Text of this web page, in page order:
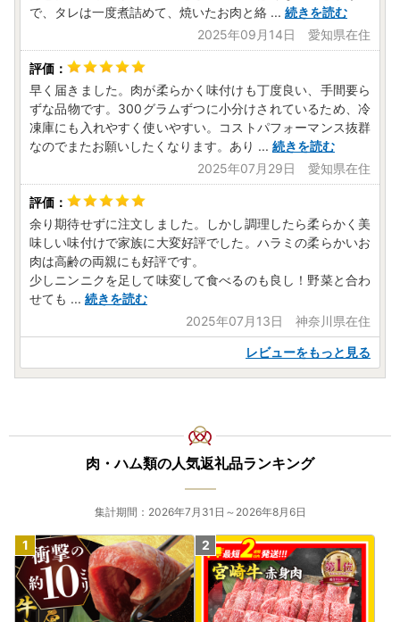
で、タレは一度煮詰めて、焼いたお肉と絡 ... 続きを読む
2025年09月14日 愛知県在住
早く届きました。肉が柔らかく味付けも丁度良い、手間要ら
ずな品物です。300グラムずつに小分けされているため、冷
凍庫にも入れやすく使いやすい。コストパフォーマンス抜群
なのでまたお願いしたくなります。あり ... 続きを読む
2025年07月29日 愛知県在住
余り期待せずに注文しました。しかし調理したら柔らかく美
味しい味付けで家族に大変好評でした。ハラミの柔らかいお
肉は高齢の両親にも好評です。
少しニンニクを足して味変して食べるのも良し！野菜と合わ
せても ... 続きを読む
2025年07月13日 神奈川県在住
レビューをもっと見る
肉・ハム類の人気返礼品ランキング
集計期間：2026年7月31日～2026年8月6日